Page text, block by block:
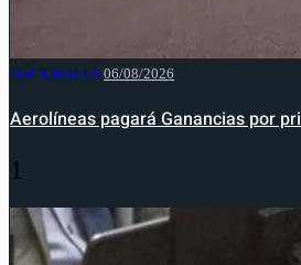
NACIONALES 06/08/2026
Aerolíneas pagará Ganancias por
1